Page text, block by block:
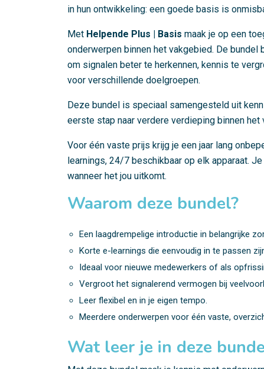
in hun ontwikkeling: een goede basis is
Met Helpende Plus | Basis maak je op een
onderwerpen binnen het vakgebied. De
om signalen beter te herkennen, kennis te
voor verschillende doelgroepen.
Deze bundel is speciaal samengesteld uit
eerste stap naar verdere verdieping binnen
Voor één vaste prijs krijg je een jaar lang
learnings, 24/7 beschikbaar op elk apparaat.
wanneer het jou uitkomt.
Waarom deze bundel?
Een laagdrempelige introductie in belangrijke
Korte e-learnings die eenvoudig in te passen
Ideaal voor nieuwe medewerkers of als
Vergroot het signalerend vermogen bij
Leer flexibel en in je eigen tempo.
Meerdere onderwerpen voor één vaste,
Wat leer je in deze